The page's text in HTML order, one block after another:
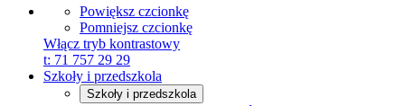
Powiększ czcionkę
Pomniejsz czcionkę
Włącz tryb kontrastowy
t: 71 757 29 29
Szkoły i przedszkola
Szkoły i przedszkola